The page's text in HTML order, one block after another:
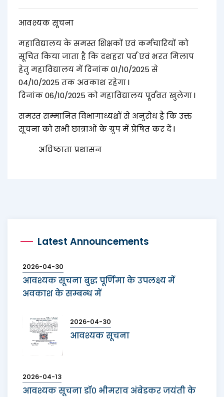
आवश्यक सूचना
महाविद्यालय के समस्त शिक्षकों एवं कर्मचारियों को
सूचित किया जाता है कि दशहरा पर्व एवं भरत मिलाप
हेतु महाविद्यालय में दिनांक 01/10/2025 से
04/10/2025 तक अवकाश रहेगा l
दिनांक 06/10/2025 को महाविद्यालय पूर्ववत खुलेगा l
समस्त सम्मानित विभागाध्यक्षों से अनुरोध है कि उक्त
सूचना को सभी छात्राओं के ग्रुप में प्रेषित कर दें l
अधिष्ठाता प्रशासन
Latest Announcements
2026-04-30
आवश्यक सूचना बुद्ध पूर्णिमा के उपलक्ष्य में
अवकाश के सम्बन्ध में
2026-04-30
आवश्यक सूचना
2026-04-13
आवश्यक सूचना डॉ० भीमराव अंबेडकर जयंती के